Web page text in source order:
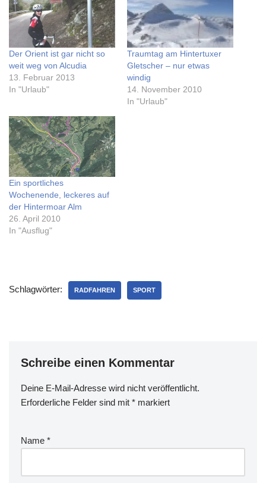
Der Orient ist gar nicht so
weit weg von Alcudia
13. Februar 2013
In "Urlaub"
Traumtag am Hintertuxer
Gletscher – nur etwas
windig
14. November 2010
In "Urlaub"
Ein sportliches
Wochenende, leckeres auf
der Hintermoar Alm
26. April 2010
In "Ausflug"
Schlagwörter: RADFAHREN SPORT
Schreibe einen Kommentar
Deine E-Mail-Adresse wird nicht veröffentlicht.
Erforderliche Felder sind mit * markiert
Name *